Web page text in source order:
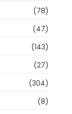
(78)
(47)
(143)
(27)
(304)
(8)